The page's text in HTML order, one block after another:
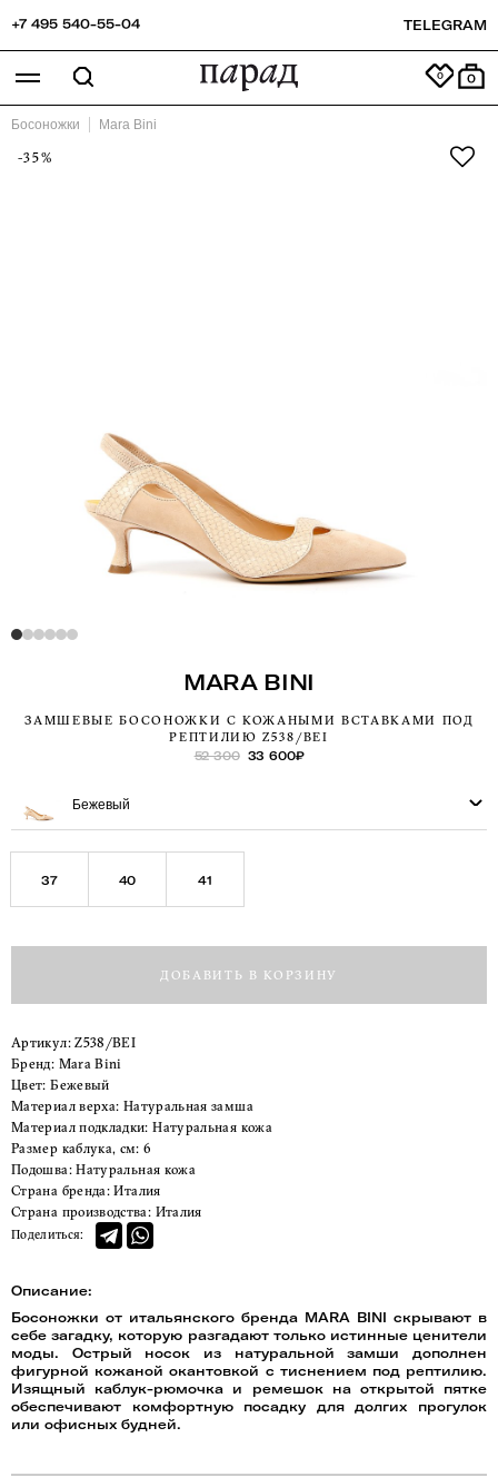
+7 495 540-55-04 TELEGRAM
0
Босоножки Mara Bini
-35%
MARA BINI
ЗАМШЕВЫЕ БОСОНОЖКИ С КОЖАНЫМИ ВСТАВКАМИ ПОД
РЕПТИЛИЮ Z538/BEI
52 300 33 600₽
Бежевый
37 40 41
ДОБАВИТЬ В КОРЗИНУ
Артикул:Z538/BEI
Бренд:
Mara Bini
Цвет:
Бежевый
Материал верха: Натуральная замша
Материал подкладки: Натуральная кожа
Размер каблука, см: 6
Подошва: Натуральная кожа
Страна бренда: Италия
Страна производства: Италия
Поделиться:
Описание:
Босоножки от итальянского бренда MARA BINI скрывают в
себе загадку, которую разгадают только истинные ценители
моды. Острый носок из натуральной замши дополнен
фигурной кожаной окантовкой с тиснением под рептилию.
Изящный каблук-рюмочка и ремешок на открытой пятке
обеспечивают комфортную посадку для долгих прогулок
или офисных будней.